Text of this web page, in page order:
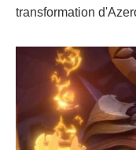
transformation